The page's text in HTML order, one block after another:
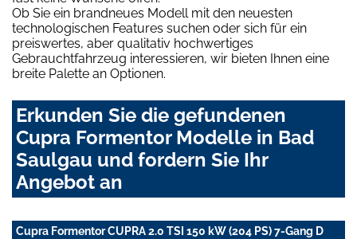
Ob Sie ein brandneues Modell mit den neuesten
technologischen Features suchen oder sich für ein
preiswertes, aber qualitativ hochwertiges
Gebrauchtfahrzeug interessieren, wir bieten Ihnen eine
breite Palette an Optionen.
Erkunden Sie die gefundenen
Cupra Formentor Modelle in Bad
Saulgau und fordern Sie Ihr
Angebot an
Cupra Formentor CUPRA 2.0 TSI 150 kW (204 PS) 7-Gang D